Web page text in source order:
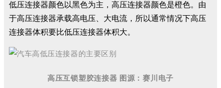
低压连接器颜色以黑色为主，高压连接器颜色是橙色。由
于高压连接器承载高电压、大电流，所以通常情况下高压
连接器体积要比低压连接器体积大。
高压互锁塑胶连接器 图源：赛川电子